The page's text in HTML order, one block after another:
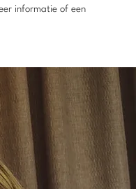
informatie of een